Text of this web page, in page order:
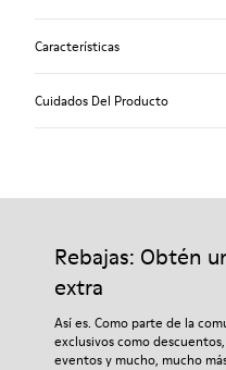
Características
EVA
Lining
Cuidados Del Producto
Nuestros zapatos se han
adecuados para el cuidado
garantizará que duren más
Si deseas obtener
tu par, visita nuestraGuía
Rebajas: Obtén
extra
Así es. Como parte de la
exclusivos como
eventos y mucho, mucho